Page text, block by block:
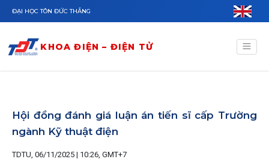
Nhảy đến nội dung
ĐẠI HỌC TÔN ĐỨC THẮNG
KHOA ĐIỆN – ĐIỆN TỬ
Hội đồng đánh giá luận án tiến sĩ cấp Trường
ngành Kỹ thuật điện
TDTU, 06/11/2025 | 10:26, GMT+7